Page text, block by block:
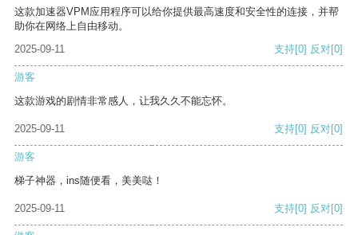
这款加速器VPM应用程序可以给你提供最高速度和安全性的连接，并帮
助你在网络上自由移动。
2025-09-11
支持[0] 反对[0]
游客
这款游戏的剧情非常感人，让我久久不能忘怀。
2025-09-11 支持[0] 反对[0]
游客
梯子神器，ins随便看，美美哒！
2025-09-11 支持[0] 反对[0]